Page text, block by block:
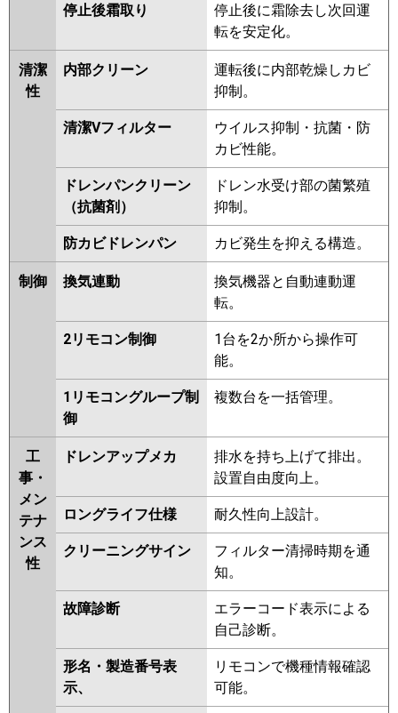
停止後霜取り
停止後に霜除去し次回運
転を安定化。
清潔
性
内部クリーン
運転後に内部乾燥しカビ
抑制。
清潔Vフィルター
ウイルス抑制・抗菌・防
カビ性能。
ドレンパンクリーン
（抗菌剤）
ドレン水受け部の菌繁殖
抑制。
防カビドレンパン カビ発生を抑える構造。
制御 換気連動
換気機器と自動連動運
転。
2リモコン制御
1台を2か所から操作可
能。
1リモコングループ制
御
複数台を一括管理。
工
事・
メン
テナ
ンス
性
ドレンアップメカ
排水を持ち上げて排出。
設置自由度向上。
ロングライフ仕様 耐久性向上設計。
クリーニングサイン
フィルター清掃時期を通
知。
故障診断
エラーコード表示による
自己診断。
形名・製造番号表
示、
リモコンで機種情報確認
可能。